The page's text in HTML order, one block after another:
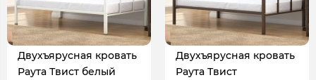
Двухъярусная кровать
Раута Твист белый
Двухъярусная кровать
Раута Твист